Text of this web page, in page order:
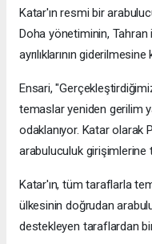
Katar'ın resmi bir
Doha yönetiminin, Tahran
ayrılıklarının
Ensari,
temaslar yeniden gerilim
odaklanıyor. Katar olarak
arabuluculuk girişimlerine
Katar'ın, tüm taraflarla
ülkesinin doğrudan
destekleyen taraflardan